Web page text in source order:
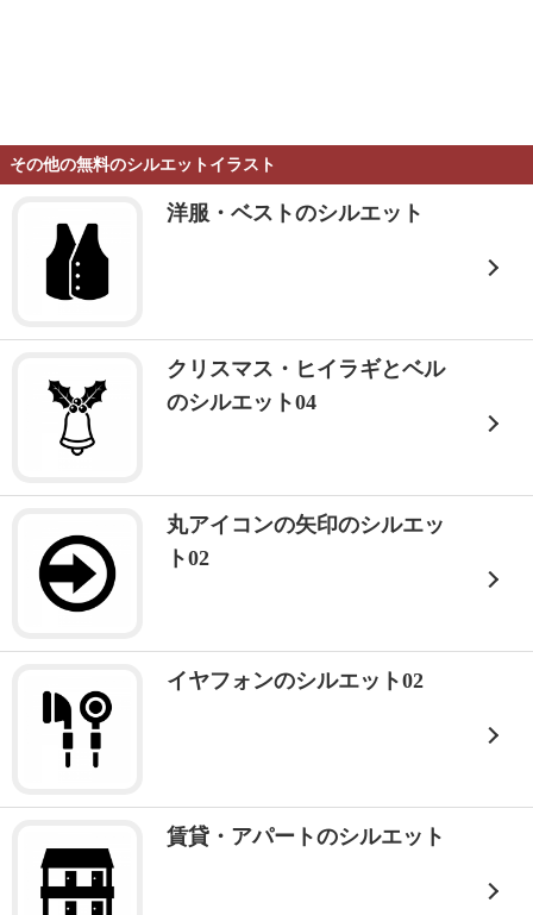
その他の無料のシルエットイラスト
洋服・ベストのシルエット
クリスマス・ヒイラギとベル
のシルエット04
丸アイコンの矢印のシルエッ
ト02
イヤフォンのシルエット02
賃貸・アパートのシルエット